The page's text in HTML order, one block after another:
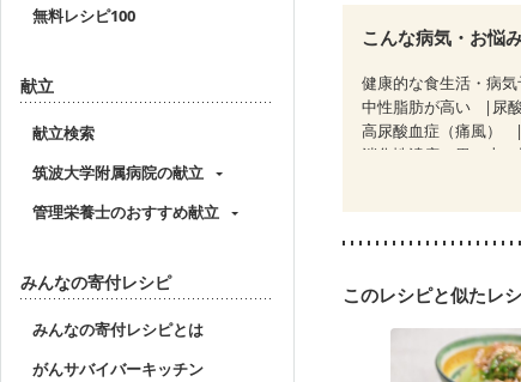
無料レシピ100
献立
献立検索
筑波大学附属病院の献立
管理栄養士のおすすめ献立
みんなの寄付レシピ
みんなの寄付レシピとは
がんサバイバーキッチン
こんな病気・お悩
健康的な食生活・病
中性脂肪が高い
尿
高尿酸血症（痛風）
消化性潰瘍（胃・十二
乳がん（放射線治療
大腸がん（放射線治療
妊婦健診・血糖値が
産後（ミルク）
骨
このレシピと似たレ